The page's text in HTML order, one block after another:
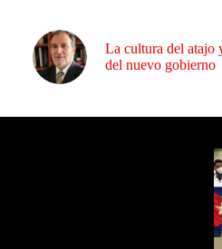
La cultura del atajo
del nuevo gobierno